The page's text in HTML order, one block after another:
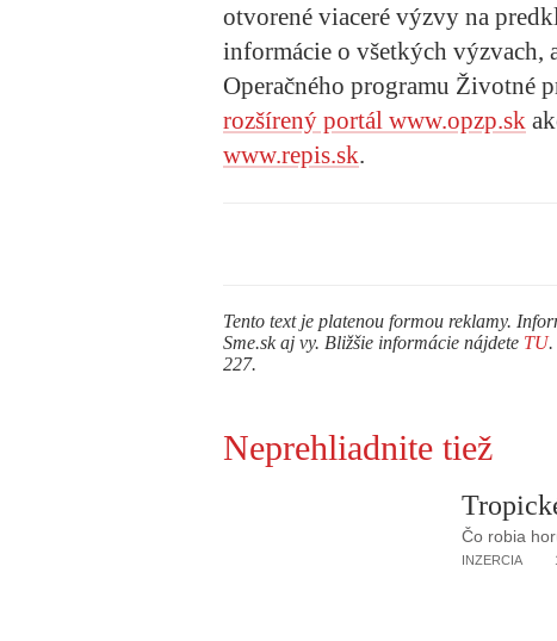
otvorené viaceré výzvy na
informácie o všetkých výzvach,
Operačného programu Životné
rozšírený portál www.opzp.sk
www.repis.sk.
Tento text je platenou formou reklamy.
Sme.sk aj vy. Bližšie informácie nájdete TU.
227.
Neprehliadnite tiež
Čo robia
INZERCIA